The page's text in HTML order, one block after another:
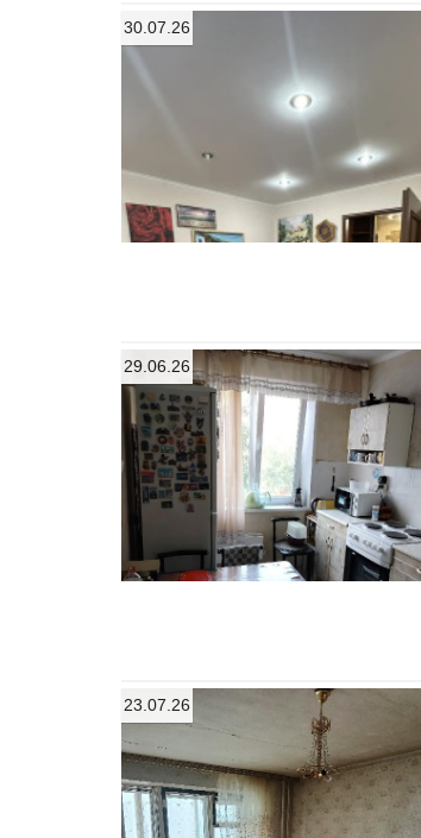
30.07.26
29.06.26
23.07.26